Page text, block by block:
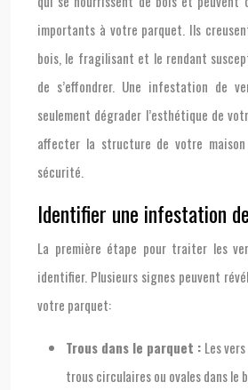
importants à votre parquet. Ils
bois, le fragilisant et le rendant
de s’effondrer. Une infestation de
seulement dégrader l’esthétique de
affecter la structure de votre
sécurité.
Identifier une infestation
La première étape pour traiter les
identifier. Plusieurs signes peuvent
votre parquet:
Trous dans le parquet : Les
trous circulaires ou ovales dans le